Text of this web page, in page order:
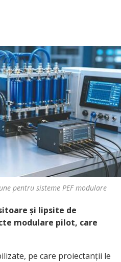
pentru sisteme PEF modulare
și lipsite de
modulare pilot, care
pe care proiectanții le